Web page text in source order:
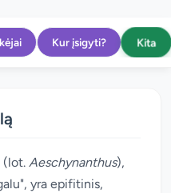
Kur įsigyti? Kita
(lot. Aeschynanthus),
yra epifitinis,